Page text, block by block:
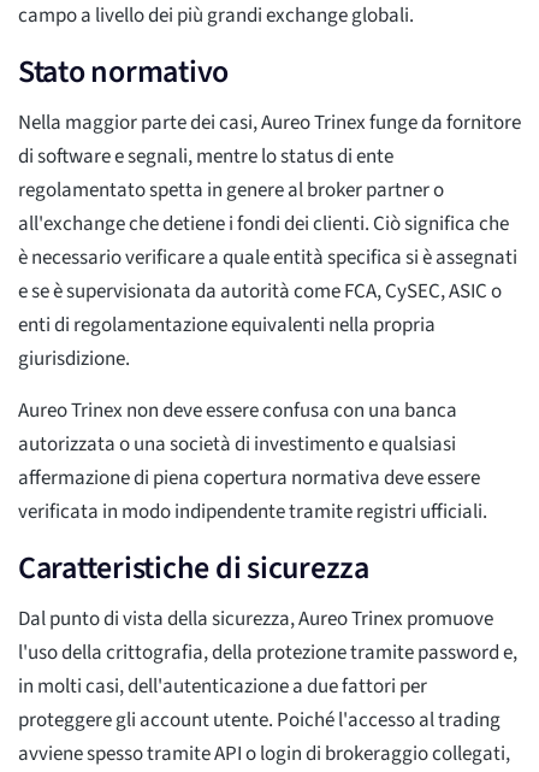
campo a livello dei più grandi exchange globali.
Stato normativo
Nella maggior parte dei casi, Aureo Trinex funge da fornitore
di software e segnali, mentre lo status di ente
regolamentato spetta in genere al broker partner o
all'exchange che detiene i fondi dei clienti. Ciò significa che
è necessario verificare a quale entità specifica si è assegnati
e se è supervisionata da autorità come FCA, CySEC, ASIC o
enti di regolamentazione equivalenti nella propria
giurisdizione.
Aureo Trinex non deve essere confusa con una banca
autorizzata o una società di investimento e qualsiasi
affermazione di piena copertura normativa deve essere
verificata in modo indipendente tramite registri ufficiali.
Caratteristiche di sicurezza
Dal punto di vista della sicurezza, Aureo Trinex promuove
l'uso della crittografia, della protezione tramite password e,
in molti casi, dell'autenticazione a due fattori per
proteggere gli account utente. Poiché l'accesso al trading
avviene spesso tramite API o login di brokeraggio collegati,